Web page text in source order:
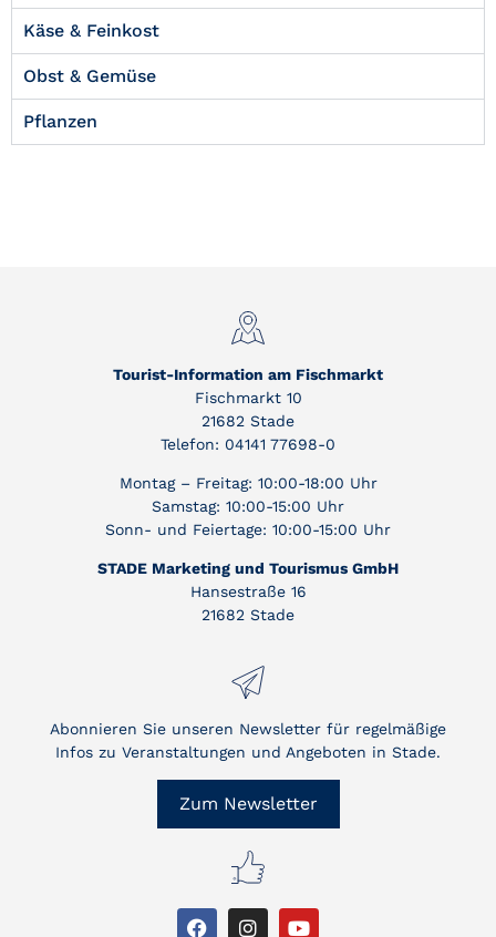
Käse & Feinkost
Obst & Gemüse
Pflanzen
Tourist-Information am Fischmarkt
Fischmarkt 10
21682 Stade
Telefon: 04141 77698-0
Montag – Freitag: 10:00-18:00 Uhr
Samstag: 10:00-15:00 Uhr
Sonn- und Feiertage: 10:00-15:00 Uhr
STADE Marketing und Tourismus GmbH
Hansestraße 16
21682 Stade
Abonnieren Sie unseren Newsletter für regelmäßige
Infos zu Veranstaltungen und Angeboten in Stade.
Zum Newsletter